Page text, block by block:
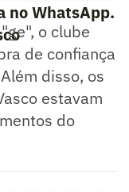
no WhatsApp.
o clube
de confiança
disso, os
estavam
do